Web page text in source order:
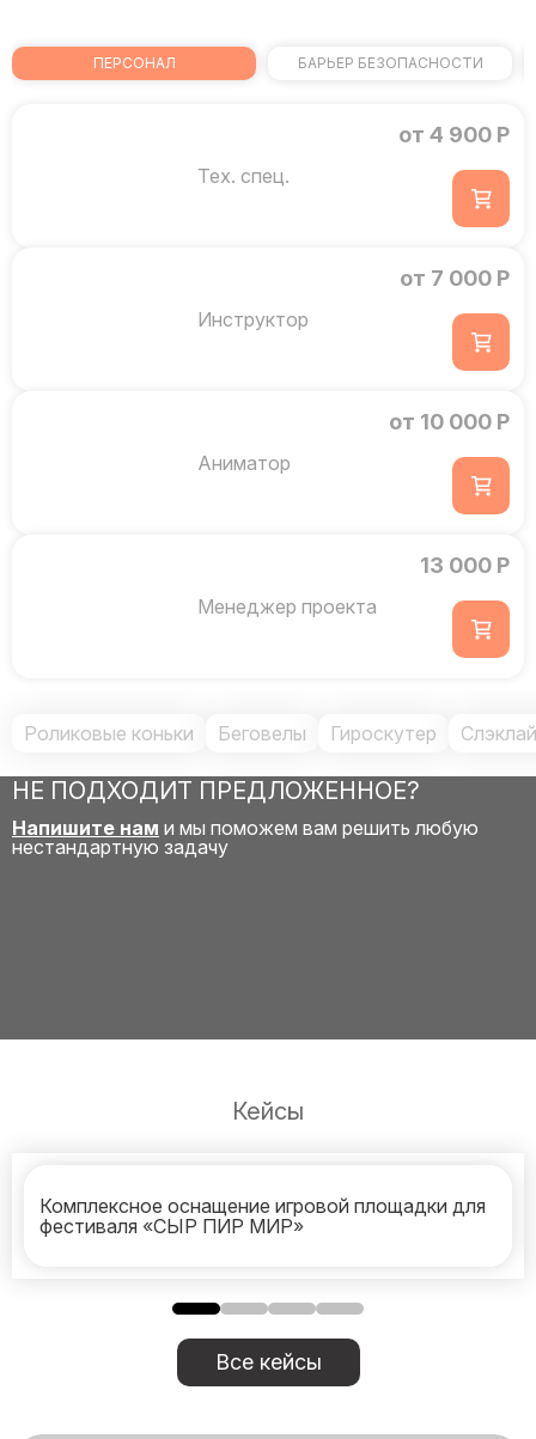
ПЕРСОНАЛ БАРЬЕР БЕЗОПАСНОСТИ
Тех. спец.
от 4 900 Р
Инструктор
от 7 000 Р
Аниматор
от 10 000 Р
Менеджер проекта
13 000 Р
Роликовые коньки Беговелы Гироскутер
НЕ ПОДХОДИТ ПРЕДЛОЖЕННОЕ?
Напишите нам и мы поможем вам решить любую
нестандартную задачу
Кейсы
Комплексное оснащение игровой площадки для
фестиваля «СЫР ПИР МИР»
Все кейсы